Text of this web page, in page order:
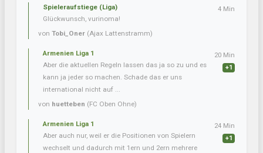
Spieleraufstiege (Liga)
Glückwunsch, vurinoma!
von Tobi_Oner (Ajax Lattenstramm)
4 Min
Armenien Liga 1
Aber die aktuellen Regeln lassen das ja so zu und es
kann ja jeder so machen. Schade das er uns
international nicht auf ...
von huetteben (FC Oben Ohne)
20 Min
+1
Armenien Liga 1
Aber auch nur, weil er die Positionen von Spielern
wechselt und dadurch mit 1ern und 2ern mehrere
24 Min
+1